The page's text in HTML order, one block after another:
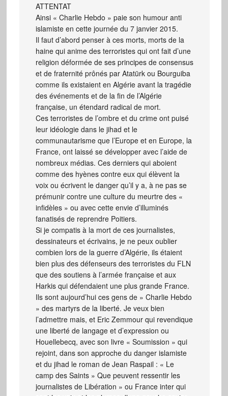
ATTENTAT
Ainsi « Charlie Hebdo » paie son humour anti
islamiste en cette journée du 7 janvier 2015.
Il faut d’abord penser à ces morts, morts de la
haine qui anime des terroristes qui ont fait d’une
religion déformée de ses principes de consensus
et de fraternité prônés par Atatürk ou Bourguiba
comme ils existaient en Algérie avant la tragédie
des événements et de la fin de l’Algérie
française, un étendard radical de mort.
Ces terroristes de l’ombre et du crime ont puisé
leur idéologie dans le jihad et le
communautarisme que l’Europe et en Europe, la
France, ont laissé se développer avec l’aide de
nombreux médias. Ces derniers qui aboient
comme des hyènes contre eux qui élèvent la
voix ou écrivent le danger qu’il y a, à ne pas se
prémunir contre une culture du meurtre des «
infidèles » ou avec cette envie d’illuminés
fanatisés de reprendre Poitiers.
Si je compatis à la mort de ces journalistes,
dessinateurs et écrivains, je ne peux oublier
combien lors de la guerre d’Algérie, ils étaient
bien plus des défenseurs des terroristes du FLN
que des soutiens à l’armée française et aux
Harkis qui défendaient une plus grande France.
Ils sont aujourd’hui ces gens de » Charlie Hebdo
» des martyrs de la liberté. Je veux bien
l’admettre mais, et Eric Zemmour qui revendique
une liberté de langage et d’expression ou
Houellebecq, avec son livre « Soumission » qui
rejoint, dans son approche du danger islamiste
et du jihad le roman de Jean Raspail : « Le
camp des Saints » Que peuvent ressentir les
journalistes de Libération » ou France inter qui